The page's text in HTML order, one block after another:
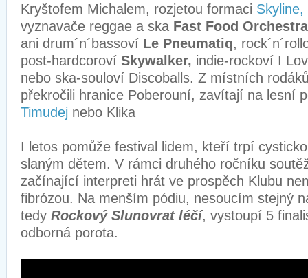
Kryštofem Michalem, rozjetou formaci Skyline,
vyznavače reggae a ska Fast Food Orchestra
ani drum´n´bassoví Le Pneumatiq,
post-hardcoroví Skywalker, indie-rockoví I
nebo ska-souloví Discoballs. Z místních
překročili hranice Poberouní, zavítají na lesní
Timudej nebo Klika
I letos pomůže festival lidem, kteří trpí
slaným dětem. V rámci druhého ročníku
začínající interpreti hrát ve prospěch Klubu
fibrózou. Na menším pódiu, nesoucím stejný
tedy Rockový Slunovrat léčí, vystoupí 5
odborná porota.